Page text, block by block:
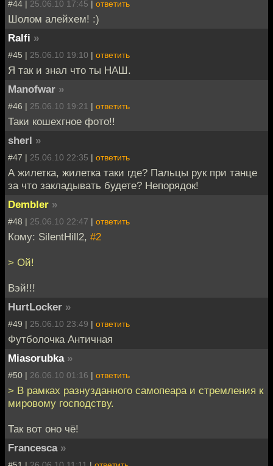
#44 | 25.06.10 17:45 | ответить
Шолом алейхем! :)
Ralfi »
#45 | 25.06.10 19:10 | ответить
Я так и знал что ты НАШ.
Manofwar »
#46 | 25.06.10 19:21 | ответить
Таки кошехгное фото!!
sherl »
#47 | 25.06.10 22:35 | ответить
А жилетка, жилетка таки где? Пальцы рук при танце
за что закладывать будете? Непорядок!
Dembler »
#48 | 25.06.10 22:47 | ответить
Кому: SilentHill2, #2
> Ой!
Вэй!!!
HurtLocker »
#49 | 25.06.10 23:49 | ответить
Футболочка Античная
Miasorubka »
#50 | 26.06.10 01:16 | ответить
> В рамках разнузданного самопеара и стремления к
мировому господству.
Так вот оно чё!
Francesca »